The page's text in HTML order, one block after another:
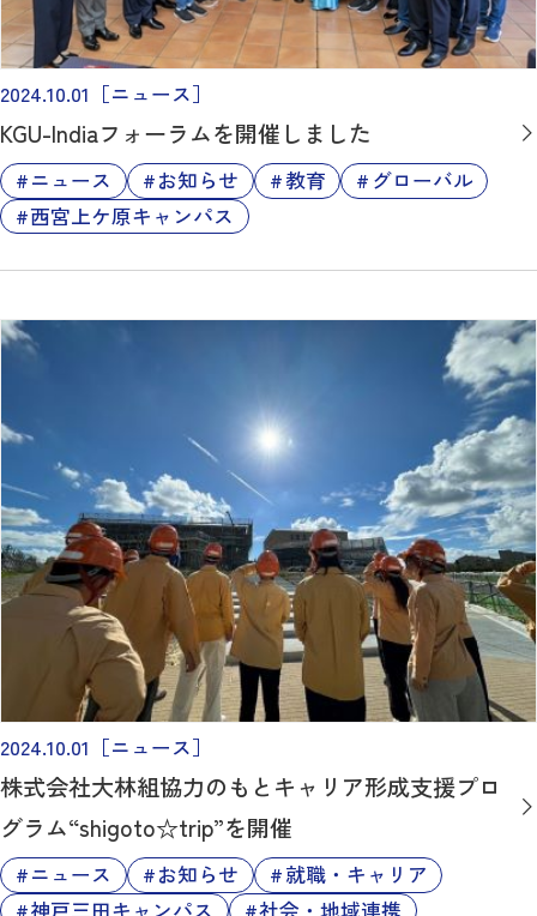
2024.10.01 ［ニュース］
KGU-Indiaフォーラムを開催しました
ニュース お知らせ 教育
グローバル
西宮上ケ原キャンパス
2024.10.01 ［ニュース］
株式会社大林組協力のもとキャリア形成支援プロ
グラム“shigoto☆trip”を開催
ニュース お知らせ
就職・キャリア
神戸三田キャンパス
社会・地域連携